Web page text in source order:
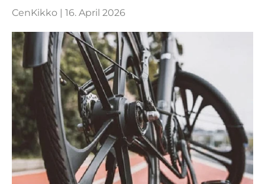
CenKikko | 16. April 2026